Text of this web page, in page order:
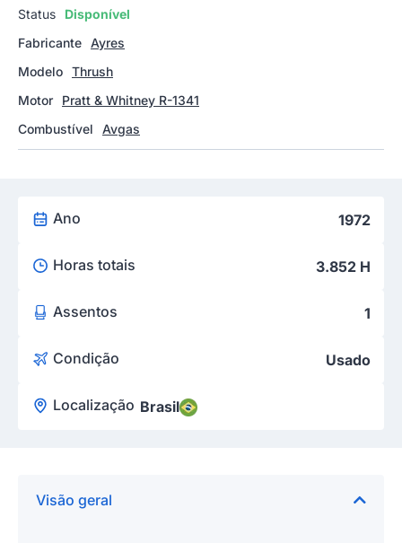
Status
Disponível
Fabricante Ayres
Modelo Thrush
Motor
Pratt & Whitney R-1341
Combustível
Avgas
Ano 1972
Horas totais 3.852 H
Assentos 1
Condição Usado
Localização Brasil
Visão geral